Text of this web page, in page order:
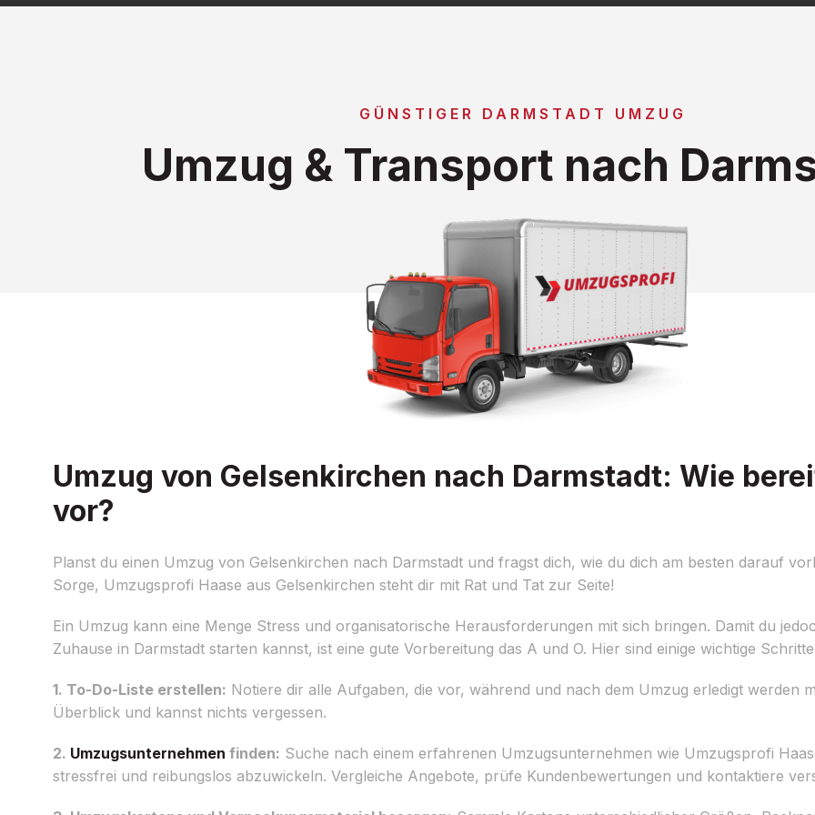
GÜNSTIGER DARMSTADT UMZUG
Umzug & Transport nach
Umzug von Gelsenkirchen nach Darmstadt: Wie
vor?
Planst du einen Umzug von Gelsenkirchen nach Darmstadt und fragst dich, wie du dich am besten darauf
Sorge, Umzugsprofi Haase aus Gelsenkirchen steht dir mit Rat und Tat zur Seite!
Ein Umzug kann eine Menge Stress und organisatorische Herausforderungen mit sich bringen. Damit du
Zuhause in Darmstadt starten kannst, ist eine gute Vorbereitung das A und O. Hier sind einige wichtige
1. To-Do-Liste erstellen: Notiere dir alle Aufgaben, die vor, während und nach dem Umzug erledigt werden
Überblick und kannst nichts vergessen.
2. Umzugsunternehmen finden: Suche nach einem erfahrenen Umzugsunternehmen wie Umzugsprofi
stressfrei und reibungslos abzuwickeln. Vergleiche Angebote, prüfe Kundenbewertungen und kontaktiere